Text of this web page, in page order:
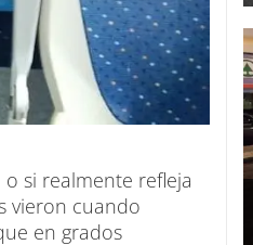
si realmente refleja
vieron cuando
en grados